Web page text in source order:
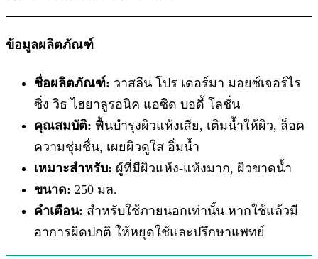
ข้อมูลผลิตภัณฑ์
ชื่อผลิตภัณฑ์: วาสลีน โปร เดอร์มา มอยซ์เจอร์ไร
ซิ่ง วิธ ไฮยาลูรอนิค แอซิด บอดี้ โลชั่น
คุณสมบัติ: ฟื้นบำรุงผิวแห้งเสีย, เติมน้ำให้ผิว, ล็อค
ความชุ่มชื่น, เผยผิวดูใส อิ่มน้ำ
เหมาะสำหรับ: ผู้ที่มีผิวแห้ง-แห้งมาก, ผิวขาดน้ำ
ขนาด: 250 มล.
คำเตือน: สำหรับใช้ภายนอกเท่านั้น หากใช้แล้วมี
อาการผิดปกติ ให้หยุดใช้และปรึกษาแพทย์